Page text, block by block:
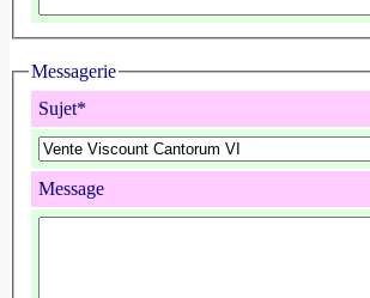
Messagerie
Sujet*
Message